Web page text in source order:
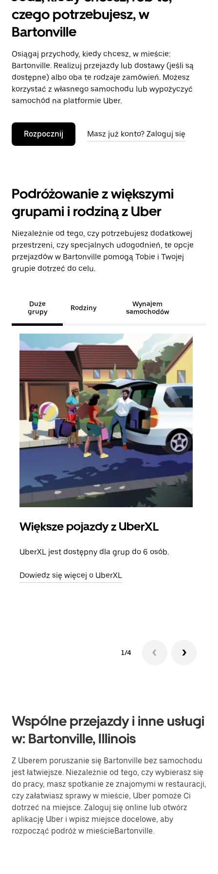
czego potrzebujesz, w
Bartonville
Osiągaj przychody, kiedy chcesz, w mieście:
Bartonville. Realizuj przejazdy lub dostawy (jeśli są
dostępne) albo oba te rodzaje zamówień. Możesz
korzystać z własnego samochodu lub wypożyczyć
samochód na platformie Uber.
Rozpocznij Masz już konto? Zaloguj się
Podróżowanie z większymi
grupami i rodziną z Uber
Niezależnie od tego, czy potrzebujesz dodatkowej
przestrzeni, czy specjalnych udogodnień, te opcje
przejazdów w Bartonville pomogą Tobie i Twojej
grupie dotrzeć do celu.
Duże
grupy
Rodziny
Wynajem
samochodów
Większe pojazdy z UberXL
UberXL jest dostępny dla grup do 6 osób.
Dowiedz się więcej o UberXL
1/4
Wspólne przejazdy i inne usługi
w: Bartonville, Illinois
Z Uberem poruszanie się Bartonville bez samochodu
jest łatwiejsze. Niezależnie od tego, czy wybierasz się
do pracy, masz spotkanie ze znajomymi w restauracji,
czy załatwiasz sprawy w mieście, Uber pomoże Ci
dotrzeć na miejsce. Zaloguj się online lub otwórz
aplikację Uber i wpisz miejsce docelowe, aby
rozpocząć podróż w mieścieBartonville.